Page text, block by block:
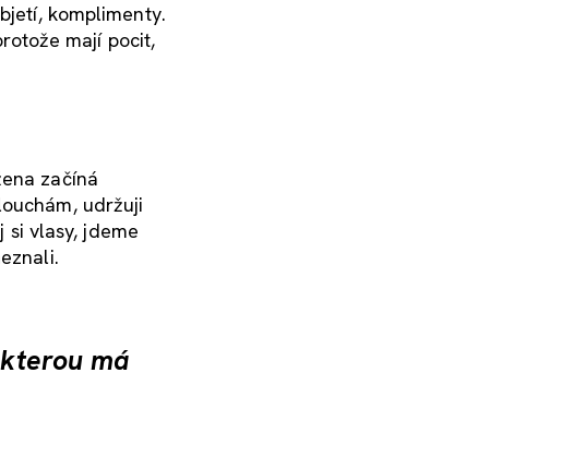
komplimenty.
mají pocit,
začíná
udržuji
vlasy, jdeme
má